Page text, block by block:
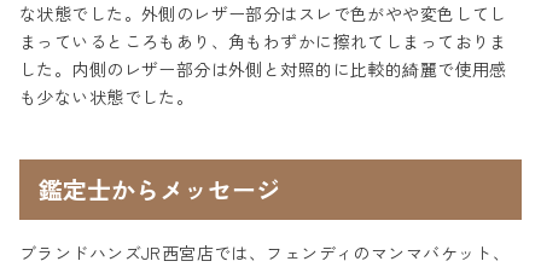
な状態でした。外側のレザー部分はスレで色がやや変色してし
まっているところもあり、角もわずかに擦れてしまっておりま
した。内側のレザー部分は外側と対照的に比較的綺麗で使用感
も少ない状態でした。
鑑定士からメッセージ
ブランドハンズJR西宮店では、フェンディのマンマバケット、